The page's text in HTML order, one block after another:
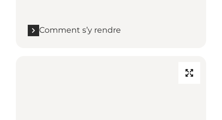
Comment s’y rendre